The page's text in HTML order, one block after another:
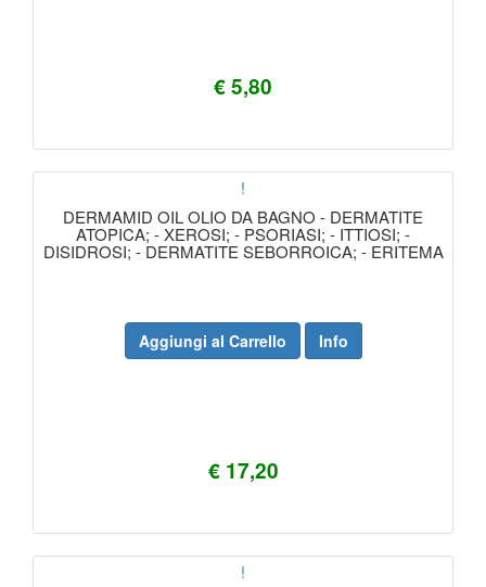
€ 5,80
!
DERMAMID OIL OLIO DA BAGNO - DERMATITE
ATOPICA; - XEROSI; - PSORIASI; - ITTIOSI; -
DISIDROSI; - DERMATITE SEBORROICA; - ERITEMA
€ 17,20
Aggiungi al Carrello Info
!